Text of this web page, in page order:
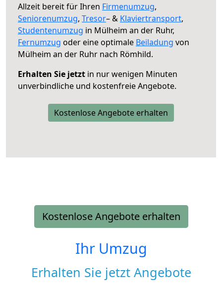
Allzeit bereit für Ihren Firmenumzug,
Seniorenumzug, Tresor– & Klaviertransport,
Studentenumzug in Mülheim an der Ruhr,
Fernumzug oder eine optimale Beiladung von
Mülheim an der Ruhr nach Römhild.
Erhalten Sie jetzt in nur wenigen Minuten
unverbindliche und kostenfreie Angebote.
Kostenlose Angebote erhalten
Kostenlose Angebote erhalten
Ihr Umzug
Erhalten Sie jetzt Angebote